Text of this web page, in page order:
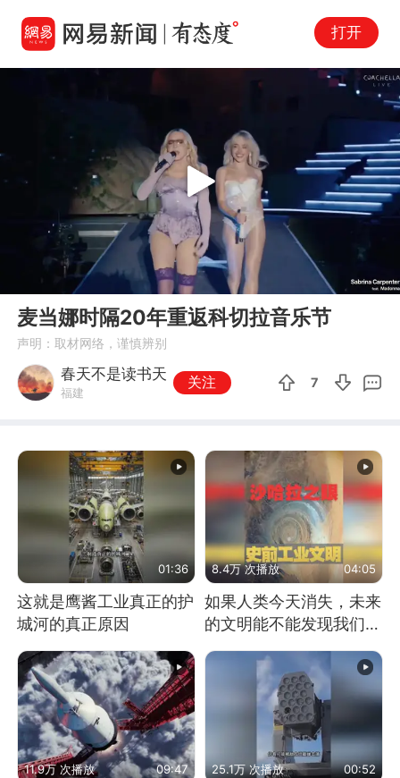
打开
02:31
Play
麦当娜时隔20年重返科切拉音乐节
声明：取材网络，谨慎辨别
春天不是读书天
福建
关注 7
01:36
这就是鹰酱工业真正的护
城河的真正原因
8.4万 次播放 04:05
如果人类今天消失，未来
的文明能不能发现我们存
11.9万 次播放 09:47 25.1万 次播放 00:52